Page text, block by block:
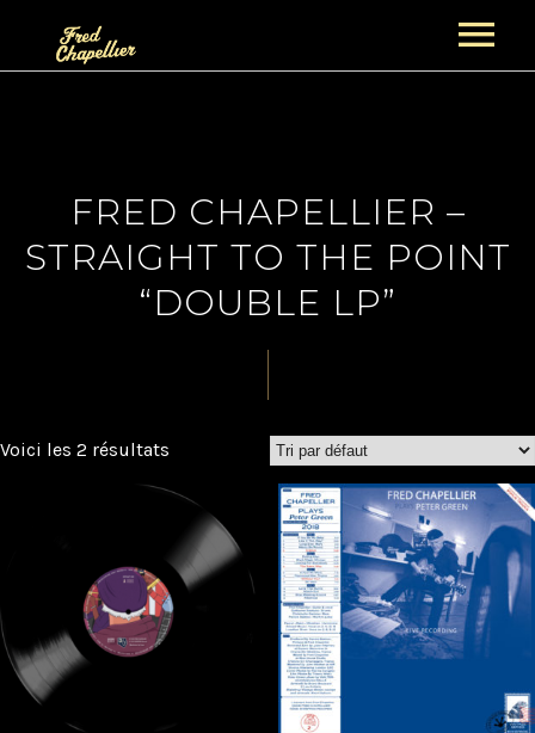
PROJETS
GUITAR NIGHT PROJECT
BIOGRAPHIES
FRED CHAPELLIER
CONCERTS
PANIER
CONTACT
FRED CHAPELLIER –
STRAIGHT TO THE POINT
“DOUBLE LP”
Voici les 2 résultats